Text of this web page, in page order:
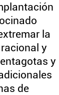
la
y
y
de